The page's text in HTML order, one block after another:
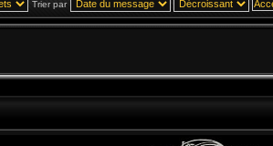
Trier par